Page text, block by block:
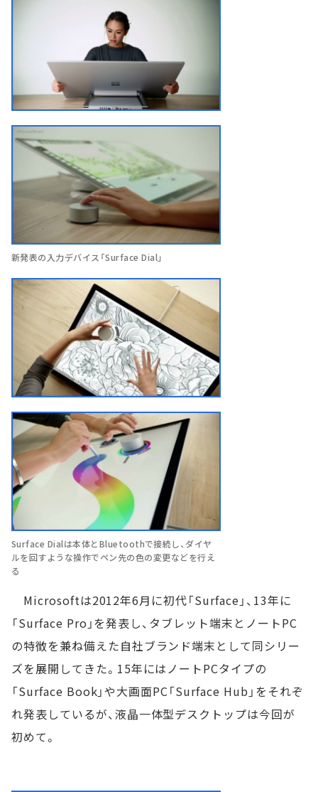
新発表の入力デバイス「Surface Dial」
Surface Dialは本体とBluetoothで接続し、ダイヤ
ルを回すような操作でペン先の色の変更などを行え
る
Microsoftは2012年6月に初代「Surface」、13年に
「Surface Pro」を発表し、タブレット端末とノートPC
の特徴を兼ね備えた自社ブランド端末として同シリー
ズを展開してきた。15年にはノートPCタイプの
「Surface Book」や大画面PC「Surface Hub」をそれぞ
れ発表しているが、液晶一体型デスクトップは今回が
初めて。